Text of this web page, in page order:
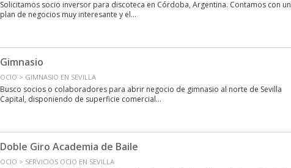
Solicitamos socio inversor para discoteca en Córdoba, Argentina. Contamos con un
plan de negocios muy interesante y el...
Gimnasio
OCIO > GIMNASIO EN SEVILLA
Busco socios o colaboradores para abrir negocio de gimnasio al norte de Sevilla
Capital, disponiendo de superficie comercial...
Doble Giro Academia de Baile
OCIO > SERVICIOS OCIO EN SEVILLA